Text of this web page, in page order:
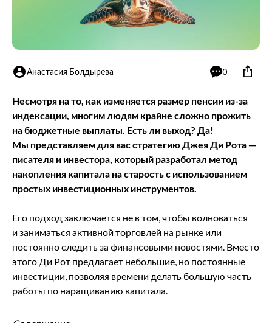
Анастасия Болдырева 0
Несмотря на то, как изменяется размер пенсии из-за
индексации, многим людям крайне сложно прожить
на бюджетные выплаты. Есть ли выход? Да!
Мы представляем для вас стратегию Джея Ди Рота —
писателя и инвестора, который разработал метод
накопления капитала на старость с использованием
простых инвестиционных инструментов.
Его подход заключается не в том, чтобы волноваться
и заниматься активной торговлей на рынке или
постоянно следить за финансовыми новостями. Вместо
этого Ди Рот предлагает небольшие, но постоянные
инвестиции, позволяя времени делать большую часть
работы по наращиванию капитала.